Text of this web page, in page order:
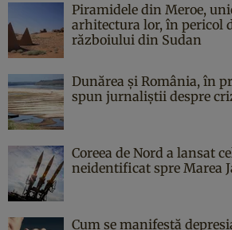
Piramidele din Meroe,
arhitectura lor, în pericol
războiului din Sudan
Dunărea și România, în
spun jurnaliștii despre
Coreea de Nord a lansat
neidentificat spre Marea
Cum se manifestă